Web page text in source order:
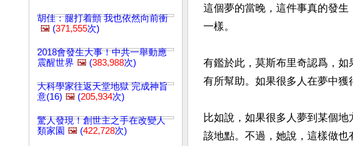
胡佳：腿打着顫 我也依然向前衝
🖼️ (371,555次)
2018會發生大事！中共一舉動應
震醒世界 🖼️ (383,988次)
大科學家往返天堂地獄 完成神旨
意(16) 🖼️ (205,934次)
驚人發現！創世主之手在改變人
類家園 🖼️ (422,728次)
這個夢的當晚，這件事真的發
一樣。
有鑑於此，莫斯布里奇認爲，
有所幫助。如果很多人在夢中獲
比如說，如果很多人夢到某個
該地點。不過，她說，這樣做